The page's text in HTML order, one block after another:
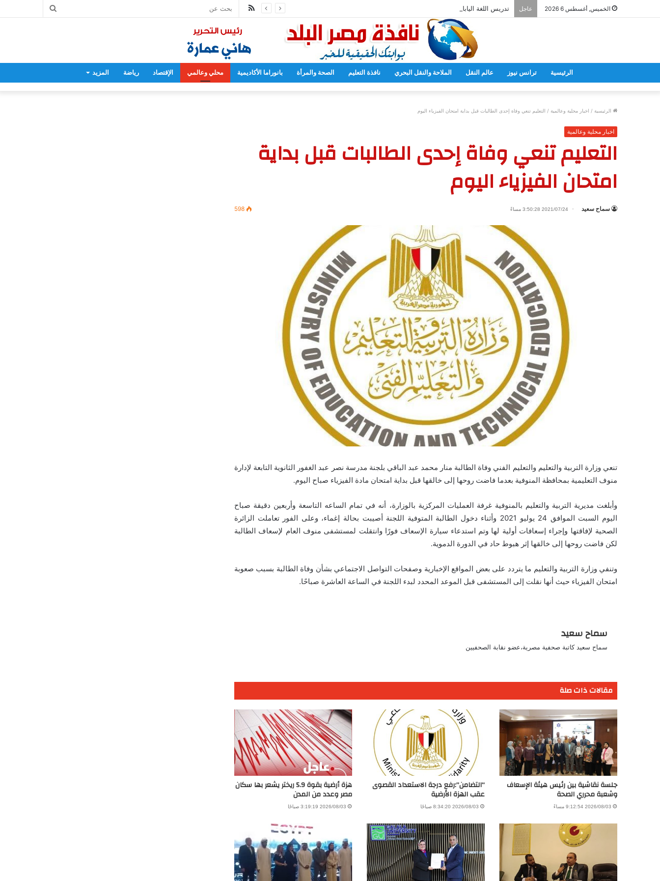
الخميس, أغسطس 6 2026 عاجل تدريس اللغة اليابانية فى المدارس بدءا من العام المقبل
بحث
ملخص
الموقع
RSS
الرئيسية ترانس نيوز عالم النقل الملاحة والنقل البحري نافذة التعليم الصحة والمرأة بانوراما الأكاديمية محلي وعالمي الإقتصاد رياضة المزيد
الرئيسية / اخبار محلية وعالمية / التعليم تنعي وفاة إحدى الطالبات قبل بداية امتحان الفيزياء اليوم
اخبار محلية وعالمية
التعليم تنعي وفاة إحدى الطالبات قبل بداية
امتحان الفيزياء اليوم
سماح سعيد 2021/07/24 3:50:28 مساءً 598
تنعي وزارة التربية والتعليم والتعليم الفني وفاة الطالبة منار محمد عبد الباقي بلجنة مدرسة نصر عبد الغفور الثانوية التابعة لإدارة
منوف التعليمية بمحافظة المنوفية بعدما فاضت روحها إلى خالقها قبل بداية امتحان مادة الفيزياء صباح اليوم.
وأبلغت مديرية التربية والتعليم بالمنوفية غرفة العمليات المركزية بالوزارة، أنه في تمام الساعه التاسعة وأربعين دقيقة صباح
اليوم السبت الموافق 24 يوليو 2021 وأثناء دخول الطالبة المتوفية اللجنة أصيبت بحالة إغماء، وعلى الفور تعاملت الزائرة
الصحية لإفاقتها وإجراء إسعافات أولية لها وتم استدعاء سيارة الإسعاف فورًا وانتقلت لمستشفى منوف العام لإسعاف الطالبة
لكن فاضت روحها إلى خالقها إثر هبوط حاد في الدورة الدموية.
وتنفي وزارة التربية والتعليم ما يتردد على بعض المواقع الإخبارية وصفحات التواصل الاجتماعي بشأن وفاة الطالبة بسبب صعوبة
امتحان الفيزياء حيث أنها نقلت إلى المستشفى قبل الموعد المحدد لبدء اللجنة في الساعة العاشرة صباحًا.
سماح سعيد
سماح سعيد كاتبة صحفية مصرية،عضو نقابة الصحفيين
مقالات ذات صلة
جلسة نقاشية بين رئيس هيئة الإسعاف
وشعبة محرري الصحة
2026/08/03 9:12:54 مساءً
“التضامن”:رفع درجة الاستعداد القصوى
عقب الهزة الأرضية
2026/08/03 8:34:20 صباحًا
هزة أرضية بقوة 5.9 ريختر يشعر بها سكان
مصر وعدد من المدن
2026/08/03 3:19:19 صباحًا